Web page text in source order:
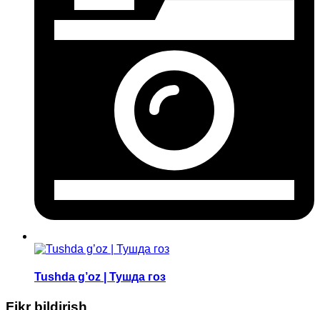
Tushda g’oz | Тушда гоз
Fikr bildirish